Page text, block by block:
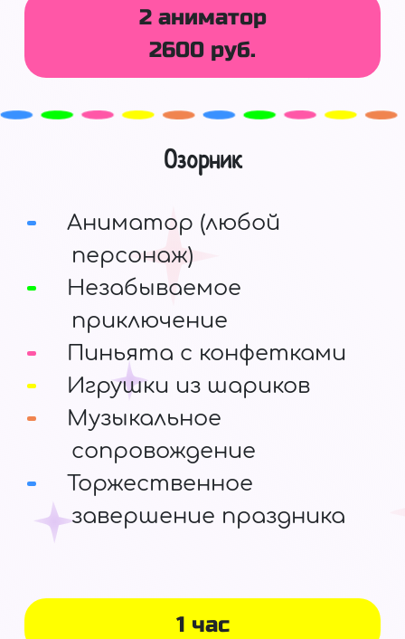
2 аниматор
2600 руб.
1 час
Озорник
Аниматор (любой
персонаж)
Незабываемое
приключение
Пиньята с конфетками
Игрушки из шариков
Музыкальное
сопровождение
Торжественное
завершение праздника